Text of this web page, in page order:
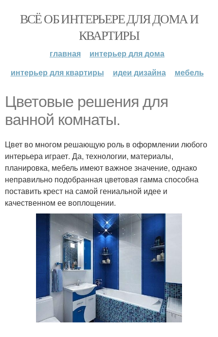
ВСЁ ОБ ИНТЕРЬЕРЕ ДЛЯ ДОМА И
КВАРТИРЫ
главная
интерьер для дома
интерьер для квартиры
идеи дизайна мебель
Цветовые решения для
ванной комнаты.
Цвет во многом решающую роль в оформлении любого
интерьера играет. Да, технологии, материалы,
планировка, мебель имеют важное значение, однако
неправильно подобранная цветовая гамма способна
поставить крест на самой гениальной идее и
качественном ее воплощении.